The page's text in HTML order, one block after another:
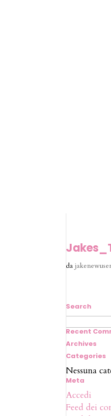
da
Search
Ricerca
per:
Recent
Archives
Categories
Nessuna
Meta
Accedi
Feed dei